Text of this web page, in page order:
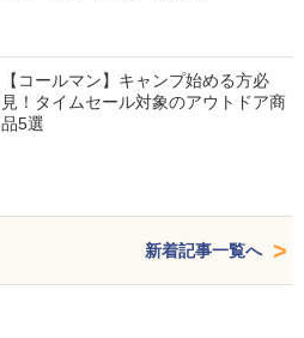
【コールマン】キャンプ始める方必
見！タイムセール対象のアウトドア商
品5選
新着記事一覧へ